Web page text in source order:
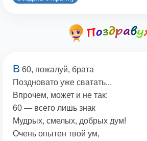
В 60, пожалуй, брата
Поздновато уже сватать...
Впрочем, может и не так:
60 — всего лишь знак
Мудрых, смелых, добрых дум!
Очень опытен твой ум,